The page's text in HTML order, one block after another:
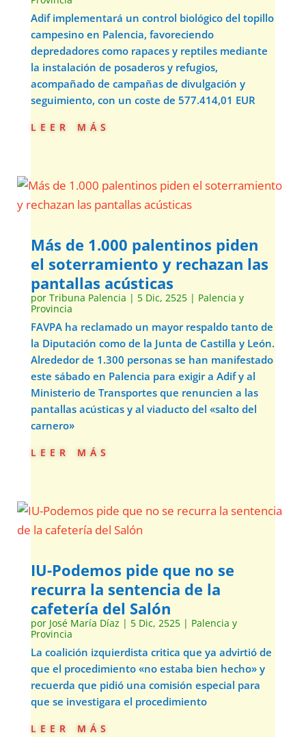
Adif implementará un control biológico del topillo
campesino en Palencia, favoreciendo
depredadores como rapaces y reptiles mediante
la instalación de posaderos y refugios,
acompañado de campañas de divulgación y
seguimiento, con un coste de 577.414,01 EUR
leer más
Más de 1.000 palentinos piden
el soterramiento y rechazan las
pantallas acústicas
por Tribuna Palencia | 5 Dic, 2525| Palencia y
Provincia
FAVPA ha reclamado un mayor respaldo tanto de
la Diputación como de la Junta de Castilla y León.
Alrededor de 1.300 personas se han manifestado
este sábado en Palencia para exigir a Adif y al
Ministerio de Transportes que renuncien a las
pantallas acústicas y al viaducto del «salto del
carnero»
leer más
IU-Podemos pide que no se
recurra la sentencia de la
cafetería del Salón
por José María Díaz | 5 Dic, 2525| Palencia y
Provincia
La coalición izquierdista critica que ya advirtió de
que el procedimiento «no estaba bien hecho» y
recuerda que pidió una comisión especial para
que se investigara el procedimiento
leer más